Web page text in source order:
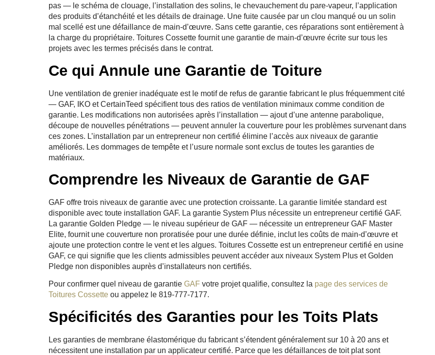
pas — le schéma de clouage, l’installation des solins, le chevauchement du pare-vapeur, l’application
des produits d’étanchéité et les détails de drainage. Une fuite causée par un clou manqué ou un solin
mal scellé est une défaillance de main-d’œuvre. Sans cette garantie, ces réparations sont entièrement à
la charge du propriétaire. Toitures Cossette fournit une garantie de main-d’œuvre écrite sur tous les
projets avec les termes précisés dans le contrat.
Ce qui Annule une Garantie de Toiture
Une ventilation de grenier inadéquate est le motif de refus de garantie fabricant le plus fréquemment cité
— GAF, IKO et CertainTeed spécifient tous des ratios de ventilation minimaux comme condition de
garantie. Les modifications non autorisées après l’installation — ajout d’une antenne parabolique,
découpe de nouvelles pénétrations — peuvent annuler la couverture pour les problèmes survenant dans
ces zones. L’installation par un entrepreneur non certifié élimine l’accès aux niveaux de garantie
améliorés. Les dommages de tempête et l’usure normale sont exclus de toutes les garanties de
matériaux.
Comprendre les Niveaux de Garantie de GAF
GAF offre trois niveaux de garantie avec une protection croissante. La garantie limitée standard est
disponible avec toute installation GAF. La garantie System Plus nécessite un entrepreneur certifié GAF.
La garantie Golden Pledge — le niveau supérieur de GAF — nécessite un entrepreneur GAF Master
Elite, fournit une couverture non proratisée pour une durée définie, inclut les coûts de main-d’œuvre et
ajoute une protection contre le vent et les algues. Toitures Cossette est un entrepreneur certifié en usine
GAF, ce qui signifie que les clients admissibles peuvent accéder aux niveaux System Plus et Golden
Pledge non disponibles auprès d’installateurs non certifiés.
Pour confirmer quel niveau de garantie GAF votre projet qualifie, consultez la page des services de
Toitures Cossette ou appelez le 819-777-7177.
Spécificités des Garanties pour les Toits Plats
Les garanties de membrane élastomérique du fabricant s’étendent généralement sur 10 à 20 ans et
nécessitent une installation par un applicateur certifié. Parce que les défaillances de toit plat sont